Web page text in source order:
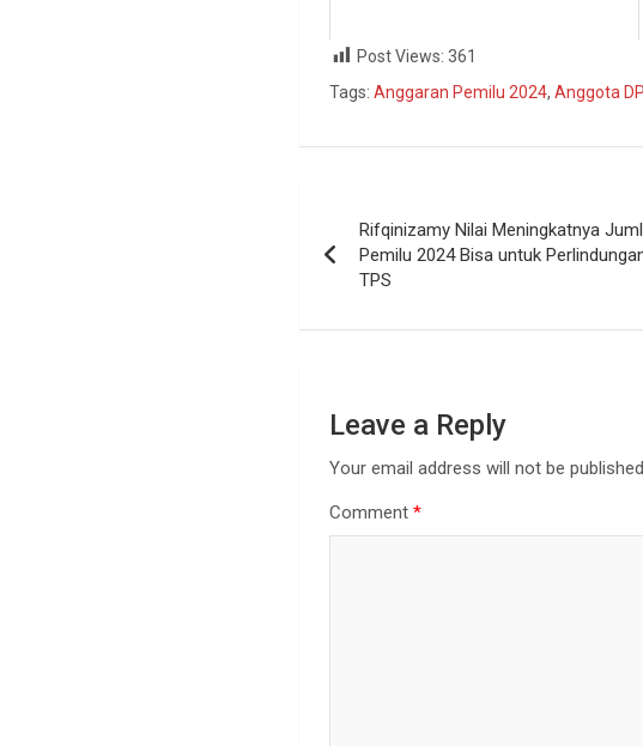
Post Views: 361
Tags: Anggaran Pemilu 2024,Anggota
Rifqinizamy Nilai Meningkatnya
Pemilu 2024 Bisa untuk
TPS
Leave a Reply
Your email address will not be
Comment*